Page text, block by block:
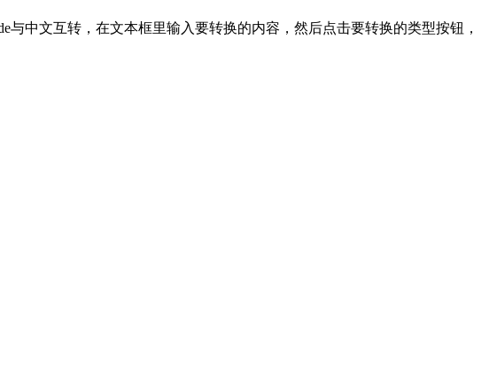
与中文互转，在文本框里输入要转换的内容，然后点击要转换的类型按钮，